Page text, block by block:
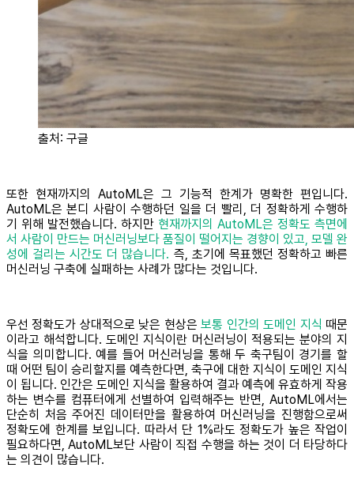
출처: 구글
또한 현재까지의 AutoML은 그 기능적 한계가 명확한 편입니다.
AutoML은 본디 사람이 수행하던 일을 더 빨리, 더 정확하게 수행하
기 위해 발전했습니다. 하지만 현재까지의 AutoML은 정확도 측면에
서 사람이 만드는 머신러닝보다 품질이 떨어지는 경향이 있고, 모델 완
성에 걸리는 시간도 더 많습니다. 즉, 초기에 목표했던 정확하고 빠른
머신러닝 구축에 실패하는 사례가 많다는 것입니다.
우선 정확도가 상대적으로 낮은 현상은보통 인간의 도메인 지식 때문
이라고 해석합니다. 도메인 지식이란 머신러닝이 적용되는 분야의 지
식을 의미합니다. 예를 들어 머신러닝을 통해 두 축구팀이 경기를 할
때 어떤 팀이 승리할지를 예측한다면, 축구에 대한 지식이 도메인 지식
이 됩니다. 인간은 도메인 지식을 활용하여 결과 예측에 유효하게 작용
하는 변수를 컴퓨터에게 선별하여 입력해주는 반면, AutoML에서는
단순히 처음 주어진 데이터만을 활용하여 머신러닝을 진행함으로써
정확도에 한계를 보입니다. 따라서 단 1%라도 정확도가 높은 작업이
필요하다면, AutoML보단 사람이 직접 수행을 하는 것이 더 타당하다
는 의견이 많습니다.